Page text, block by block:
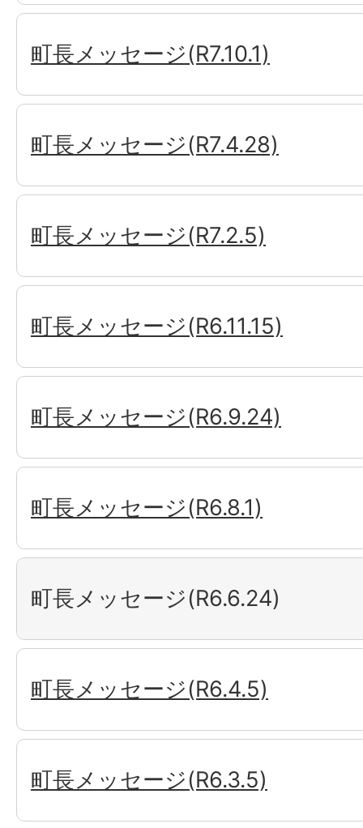
町長メッセージ(R7.10.1)
町長メッセージ(R7.4.28)
町長メッセージ(R7.2.5)
町長メッセージ(R6.11.15)
町長メッセージ(R6.9.24)
町長メッセージ(R6.8.1)
町長メッセージ(R6.6.24)
町長メッセージ(R6.4.5)
町長メッセージ(R6.3.5)